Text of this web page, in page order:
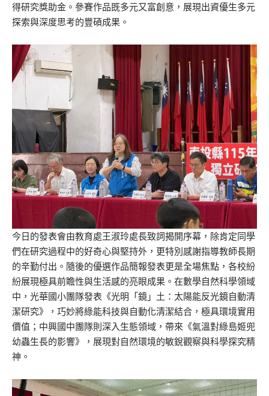
得研究獎助金。參賽作品既多元又富創意，展現出資優生多元
探索與深度思考的豐碩成果。
今日的發表會由教育處王淑玲處長致詞揭開序幕，除肯定同學
們在研究過程中的好奇心與堅持外，更特別感謝指導教師長期
的辛勤付出。隨後的優選作品簡報發表更是全場焦點，各校紛
紛展現極具前瞻性與生活感的亮眼成果。在數學自然科學領域
中，光華國小團隊發表《光明「鏡」土：太陽能反光鏡自動清
潔研究》，巧妙將綠能科技與自動化清潔結合，極具環境實用
價值；中興國中團隊則深入生態領域，帶來《氣溫對綠島姬兜
幼蟲生長的影響》，展現對自然環境的敏銳觀察與科學探究精
神。